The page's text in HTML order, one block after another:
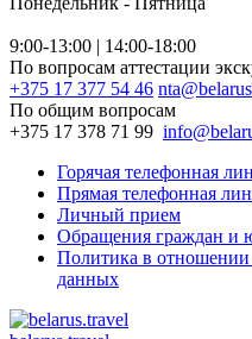
9:00-13:00 | 14:00-18:00
По вопросам аттестации
+375 17 377 54 46
По общим вопросам
+375 17 378 71 99
Горячая телефонная
Прямая телефонная
Личный прием
Обращения граждан и
Политика в отношении
данных